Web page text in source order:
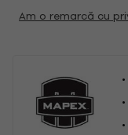
Am o remarcă cu